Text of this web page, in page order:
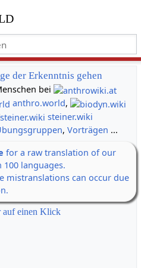
der Erkenntnis gehen
bei
anthro.world,
steiner.wiki
, Vorträgen ...
for a raw translation of our
languages.
mistranslations can occur due
auf einen Klick